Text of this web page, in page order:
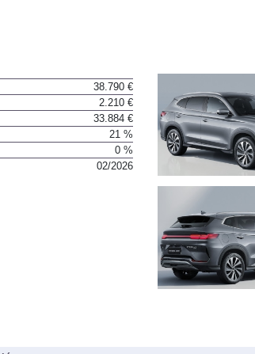
38.790 €
2.210 €
33.884 €
21 %
0 %
02/2026